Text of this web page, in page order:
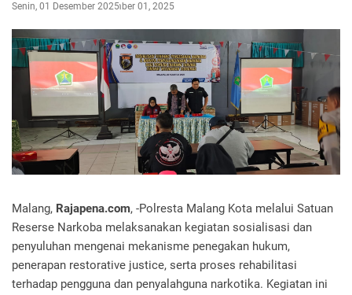
Senin, 01 Desember 2025Desember 01, 2025
Malang, Rajapena.com, -Polresta Malang Kota melalui Satuan
Reserse Narkoba melaksanakan kegiatan sosialisasi dan
penyuluhan mengenai mekanisme penegakan hukum,
penerapan restorative justice, serta proses rehabilitasi
terhadap pengguna dan penyalahguna narkotika. Kegiatan ini